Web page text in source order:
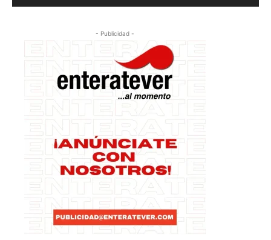
- Publicidad -